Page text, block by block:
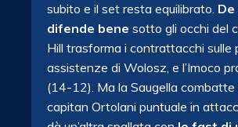
subito e il set resta equilibrato.
difende bene sotto gli occhi del
Hill trasforma i contrattacchi sulle
assistenze di Wolosz, e l’Imoco
(14-12). Ma la Saugella combatte
capitan Ortolani puntuale in